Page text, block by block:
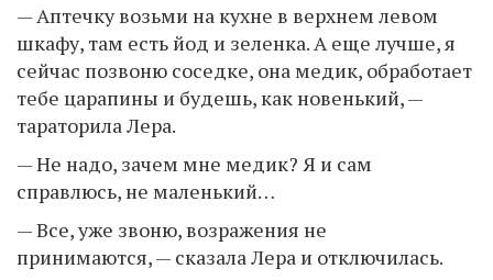
— Аптечку возьми на кухне в верхнем левом
шкафу, там есть йод и зеленка. А еще лучше, я
сейчас позвоню соседке, она медик, обработает
тебе царапины и будешь, как новенький, —
тараторила Лера.
— Не надо, зачем мне медик? Я и сам
справлюсь, не маленький…
— Все, уже звоню, возражения не
принимаются, — сказала Лера и отключилась.